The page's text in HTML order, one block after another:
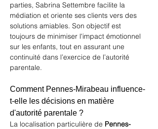
parties, Sabrina Settembre facilite la
médiation et oriente ses clients vers des
solutions amiables. Son objectif est
toujours de minimiser l'impact émotionnel
sur les enfants, tout en assurant une
continuité dans l’exercice de l’autorité
parentale.
Comment Pennes-Mirabeau influence-
t-elle les décisions en matière
d'autorité parentale ?
La localisation particulière de Pennes-